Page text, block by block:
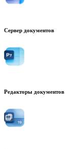
Сервер документов
Редакторы документов